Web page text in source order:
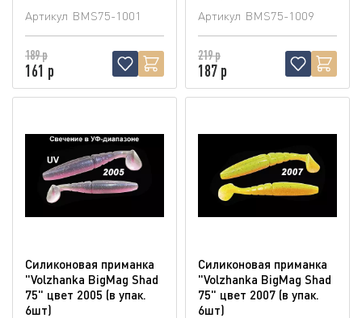
Артикул BMS75-1001
189 р
161 р
Артикул BMS75-1009
219 р
187 р
Силиконовая приманка
"Volzhanka BigMag Shad
75" цвет 2005 (в упак.
6шт)
Силиконовая приманка
"Volzhanka BigMag Shad
75" цвет 2007 (в упак.
6шт)